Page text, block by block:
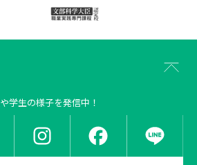
学生の様子を発信中！